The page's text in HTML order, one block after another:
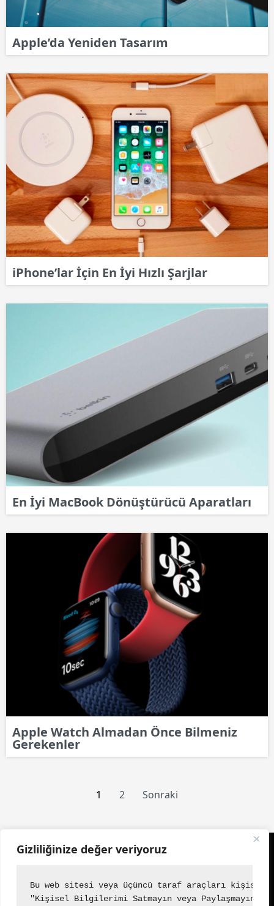
Gizliliğinize değer veriyoruz
Bu web sitesi veya üçüncü taraf araçları
"Kişisel Bilgilerimi Satmayın veya Paylaşmayın"
Apple’da Yeniden Tasarım
iPhone’lar İçin En İyi Hızlı Şarjlar
En İyi MacBook Dönüştürücü Aparatları
Apple Watch Almadan Önce Bilmeniz
Gerekenler
1 2 Sonraki
Emirname